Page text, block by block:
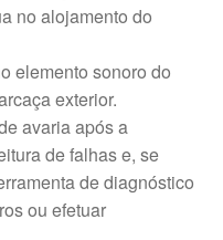
no alojamento do
elemento sonoro do
exterior.
avaria após a
de falhas e, se
de diagnóstico
ou efetuar